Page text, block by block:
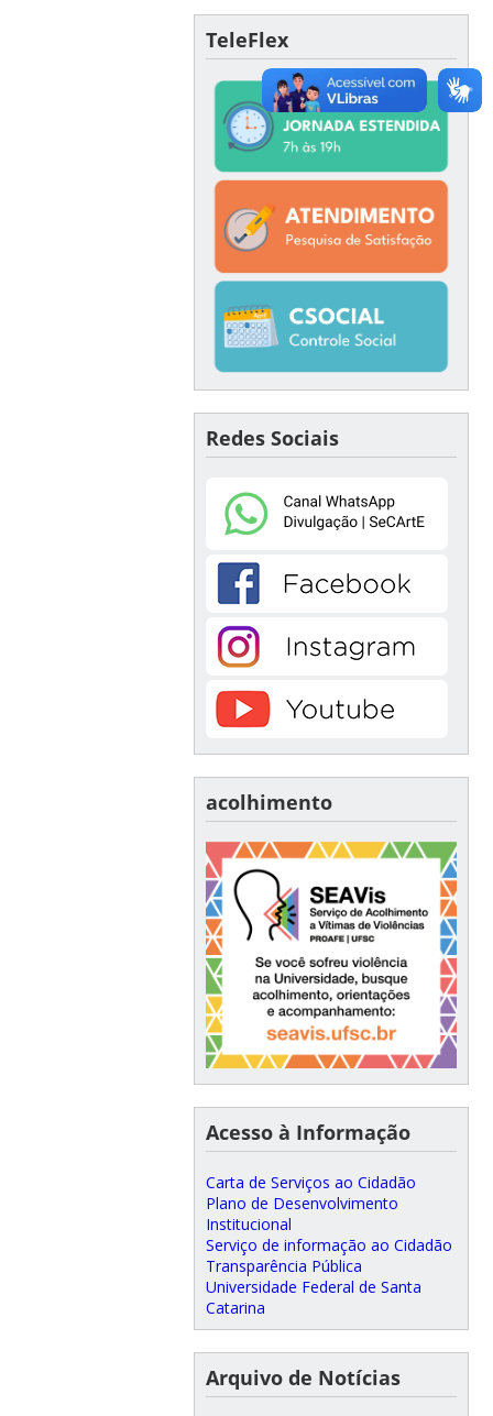
TeleFlex
Redes Sociais
acolhimento
Acesso à Informação
Carta de Serviços ao Cidadão
Plano de Desenvolvimento
Institucional
Serviço de informação ao Cidadão
Transparência Pública
Universidade Federal de Santa
Catarina
Arquivo de Notícias